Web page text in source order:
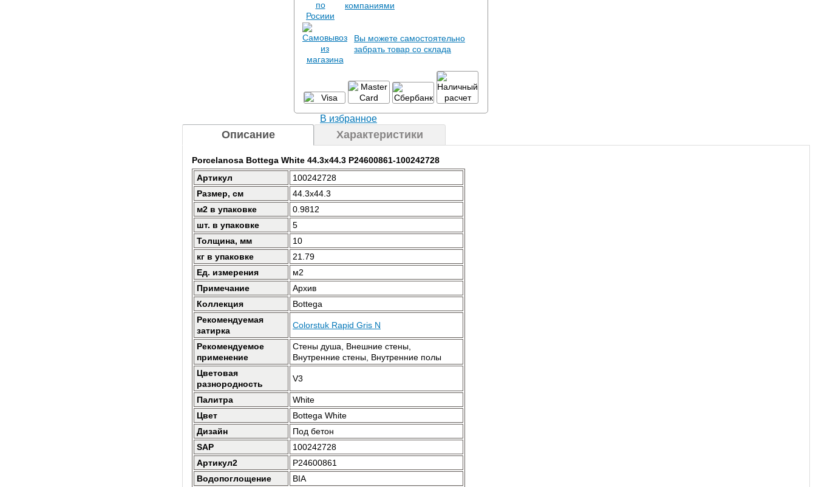
компаниями
Вы можете самостоятельно
забрать товар со склада
В избранное
Описание Характеристики
Porcelanosa Bottega White 44.3x44.3 P24600861-100242728
Артикул
100242728
Размер, см
44.3x44.3
м2 в упаковке
0.9812
шт. в упаковке
5
Толщина, мм
10
кг в упаковке
21.79
Ед. измерения
м2
Примечание
Архив
Коллекция
Bottega
Рекомендуемая
затирка
Colorstuk Rapid Gris N
Рекомендуемое
применение
Стены душа, Внешние стены,
Внутренние стены, Внутренние полы
Цветовая
разнородность
V3
Палитра
White
Цвет
Bottega White
Дизайн
Под бетон
SAP
100242728
Артикул2
P24600861
Водопоглощение
BIA